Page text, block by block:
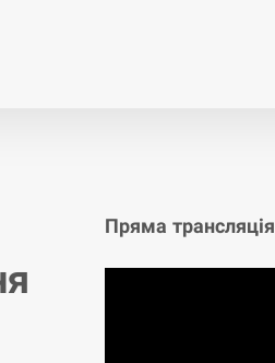
Пряма трансляція